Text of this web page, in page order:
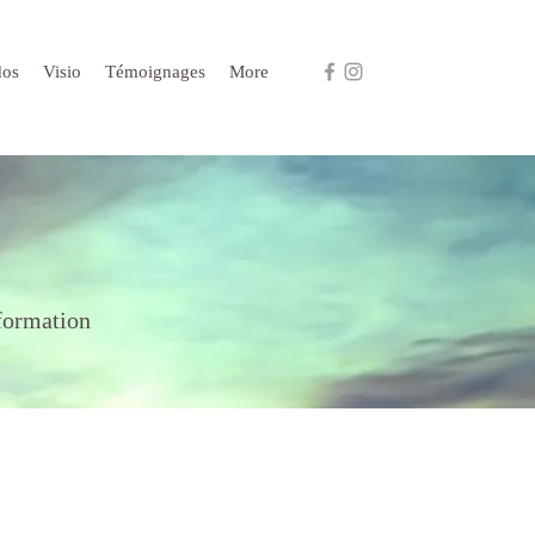
Visio Témoignages More